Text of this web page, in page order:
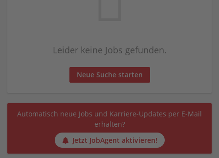
Leider keine Jobs gefunden.
Neue Suche starten
Automatisch neue Jobs und Karriere-Updates per E-Mail
erhalten?
Jetzt JobAgent aktivieren!